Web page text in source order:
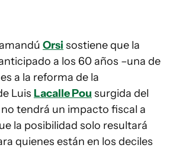
Orsi sostiene que la
a los 60 años –una de
a la reforma de la
Luis Lacalle Pou surgida del
tendrá un impacto fiscal a
la posibilidad solo resultará
quienes están en los deciles